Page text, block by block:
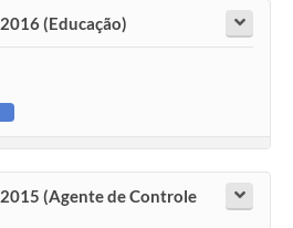
(Educação)
(Agente de Controle